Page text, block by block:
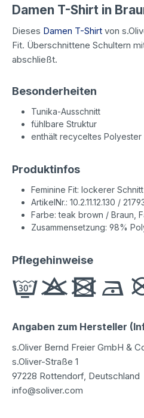
Damen T-Shirt in
Dieses Damen T-Shirt von
Fit. Überschnittene Schultern
abschließt.
Besonderheiten
Tunika-Ausschnitt
fühlbare Struktur
enthält recyceltes Polyester
Produktinfos
Feminine Fit: lockerer Schnitt
ArtikelNr.: 10.2.11.12.130 /
Farbe: teak brown / Braun,
Zusammensetzung: 98%
Pflegehinweise
Angaben zum Hersteller
s.Oliver Bernd Freier GmbH &
s.Oliver-Straße 1
97228 Rottendorf, Deutschland
info@soliver.com